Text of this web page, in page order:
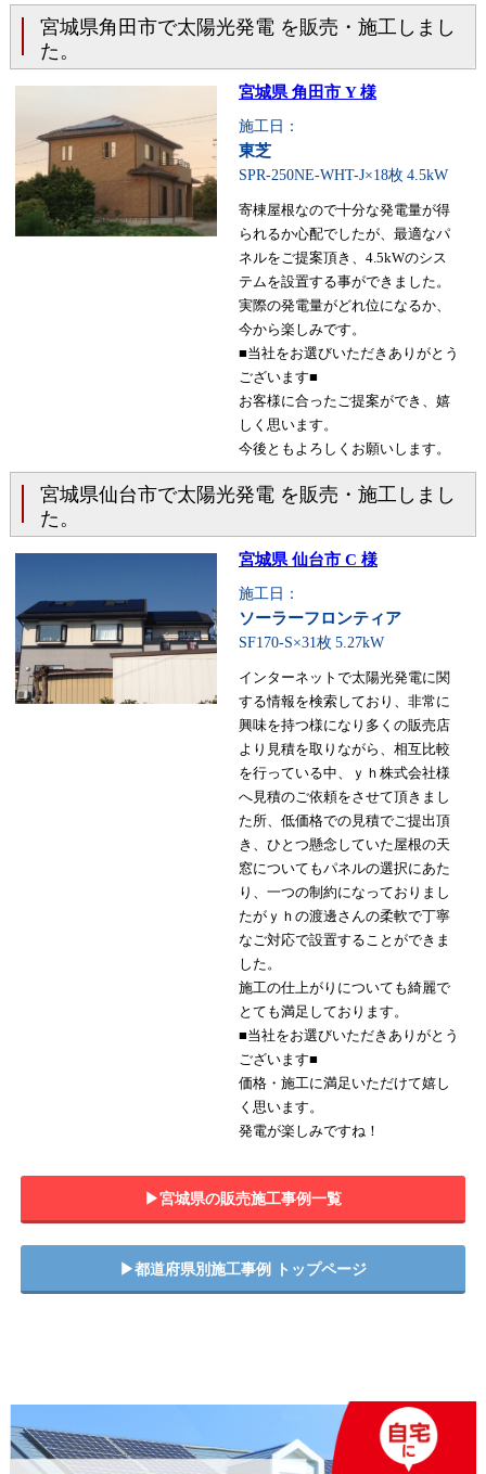
宮城県角田市で太陽光発電 を販売・施工しまし
た。
宮城県 角田市 Y 様
施工日：
東芝
SPR-250NE-WHT-J×18枚 4.5kW
寄棟屋根なので十分な発電量が得
られるか心配でしたが、最適なパ
ネルをご提案頂き、4.5kWのシス
テムを設置する事ができました。
実際の発電量がどれ位になるか、
今から楽しみです。
■当社をお選びいただきありがとう
ございます■
お客様に合ったご提案ができ、嬉
しく思います。
今後ともよろしくお願いします。
宮城県仙台市で太陽光発電 を販売・施工しまし
た。
宮城県 仙台市 C 様
施工日：
ソーラーフロンティア
SF170-S×31枚 5.27kW
インターネットで太陽光発電に関
する情報を検索しており、非常に
興味を持つ様になり多くの販売店
より見積を取りながら、相互比較
を行っている中、ｙｈ株式会社様
へ見積のご依頼をさせて頂きまし
た所、低価格での見積でご提出頂
き、ひとつ懸念していた屋根の天
窓についてもパネルの選択にあた
り、一つの制約になっておりまし
たがｙｈの渡邊さんの柔軟で丁寧
なご対応で設置することができま
した。
施工の仕上がりについても綺麗で
とても満足しております。
■当社をお選びいただきありがとう
ございます■
価格・施工に満足いただけて嬉し
く思います。
発電が楽しみですね！
▶︎宮城県の販売施工事例一覧
▶︎都道府県別施工事例 トップページ